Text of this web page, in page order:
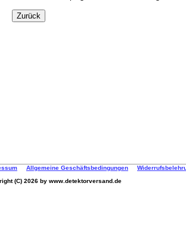
Allgemeine Geschäftsbedingungen
(C) 2026 by www.detektorversand.de